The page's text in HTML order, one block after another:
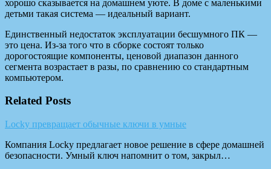
хорошо сказывается на домашнем уюте. В доме с маленькими
детьми такая система — идеальный вариант.
Единственный недостаток эксплуатации бесшумного ПК —
это цена. Из-за того что в сборке состоят только
дорогостоящие компоненты, ценовой диапазон данного
сегмента возрастает в разы, по сравнению со стандартным
компьютером.
Related Posts
Locky превращает обычные ключи в умные
Компания Locky предлагает новое решение в сфере домашней
безопасности. Умный ключ напомнит о том, закрыл…